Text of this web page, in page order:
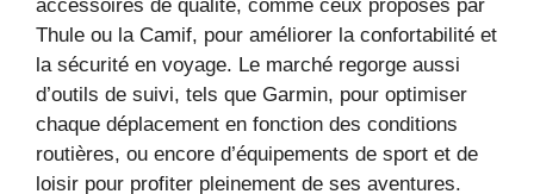
accessoires de qualité, comme ceux proposés par
Thule ou la Camif, pour améliorer la confortabilité et
la sécurité en voyage. Le marché regorge aussi
d’outils de suivi, tels que Garmin, pour optimiser
chaque déplacement en fonction des conditions
routières, ou encore d’équipements de sport et de
loisir pour profiter pleinement de ses aventures.